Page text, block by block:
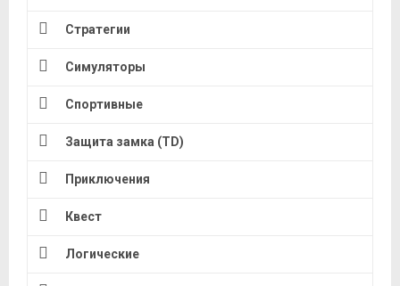
Стратегии
Симуляторы
Спортивные
Защита замка (TD)
Приключения
Квест
Логические